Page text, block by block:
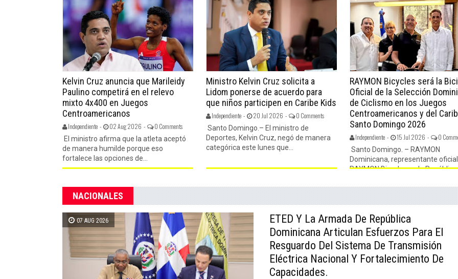
Kelvin Cruz anuncia que Marileidy
Paulino competirá en el relevo
mixto 4x400 en Juegos
Centroamericanos
Independiente - 02 Aug 2026 - 0 Comments
El ministro afirma que la atleta aceptó
de manera humilde porque eso
fortalece las opciones de...
Ministro Kelvin Cruz solicita a
Lidom ponerse de acuerdo para
que niños participen en Caribe Kids
Independiente - 20 Jul 2026 - 0 Comments
Santo Domingo.– El ministro de
Deportes, Kelvin Cruz, negó de manera
categórica este lunes que...
RAYMON Bicycles será la
Oficial de la Selección
de Ciclismo en los Juegos
Centroamericanos y del
Santo Domingo 2026
Independiente - 15 Jul 2026 - 0
Santo Domingo. – RAYMON
Dominicana, representante
RAYMON Bicycles en la República
NACIONALES
07 AUG 2026
ETED Y La Armada De República
Dominicana Articulan Esfuerzos Para El
Resguardo Del Sistema De Transmisión
Eléctrica Nacional Y Fortalecimiento De
Capacidades.